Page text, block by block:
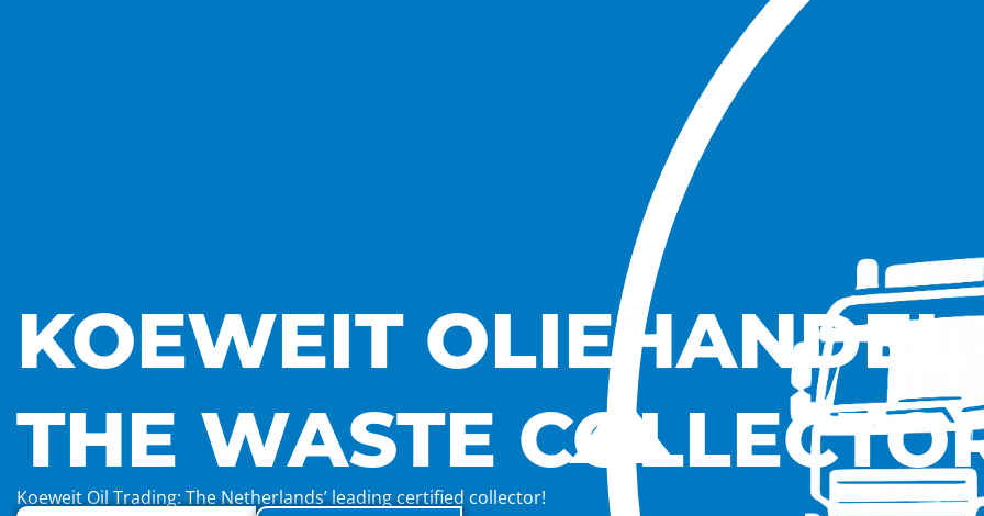
KOEWEIT OLIEHANDEL
THE WASTE
Koeweit Oil Trading: The Netherlands’ leading certified collector!